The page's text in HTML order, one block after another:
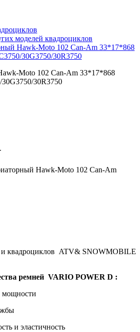
моделей квадроциклов
Hawk-Moto 102 Can-Am 33*17*868
30G3750/30R3750
Moto 102 Can-Am 33*17*868
30R3750
Hawk-Moto 102 Can-Am
квадроциклов ATV& SNOWMOBILE
ремней VARIO POWER D :
мощности
и эластичность